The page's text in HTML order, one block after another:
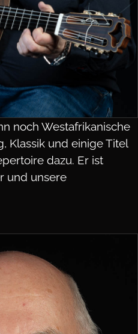
noch Westafrikanische
Klassik und einige Titel
dazu. Er ist
und unsere